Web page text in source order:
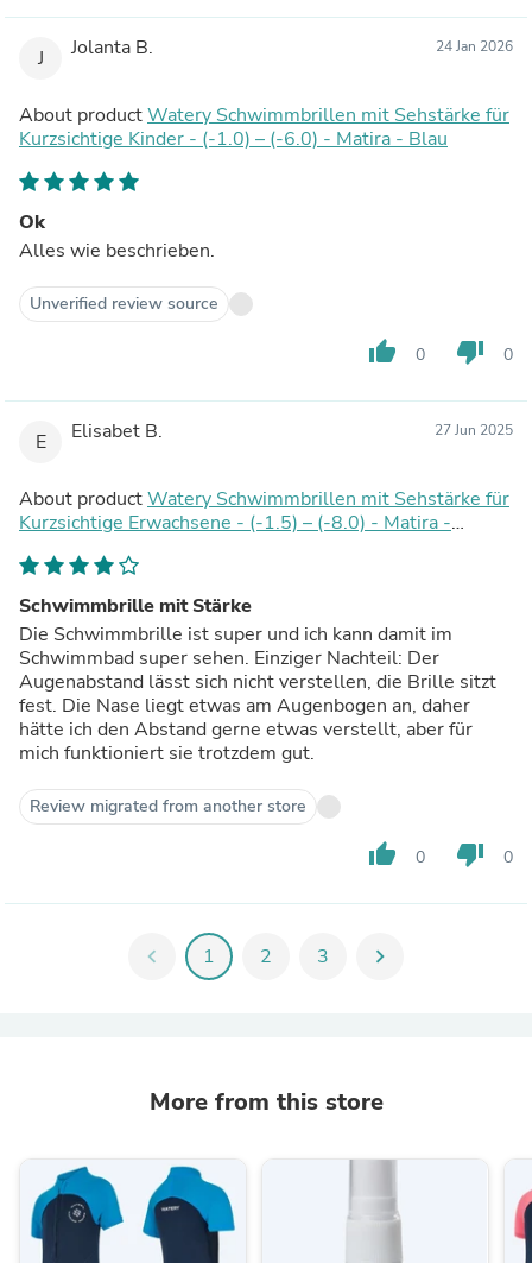
J Jolanta B. 24 Jan 2026
About productWatery Schwimmbrillen mit Sehstärke für
Kurzsichtige Kinder - (-1.0) – (-6.0) - Matira - Blau
Ok
Alles wie beschrieben.
Unverified review source
thumb_up 0 thumb_down 0
E Elisabet B. 27 Jun 2025
About productWatery Schwimmbrillen mit Sehstärke für
Kurzsichtige Erwachsene - (-1.5) – (-8.0) - Matira -
Schwimmbrille mit Stärke
Die Schwimmbrille ist super und ich kann damit im
Schwimmbad super sehen. Einziger Nachteil: Der
Augenabstand lässt sich nicht verstellen, die Brille sitzt
fest. Die Nase liegt etwas am Augenbogen an, daher
hätte ich den Abstand gerne etwas verstellt, aber für
mich funktioniert sie trotzdem gut.
Review migrated from another store
thumb_up 0 thumb_down 0
chevron_left 1 2 3 chevron_right
More from this store